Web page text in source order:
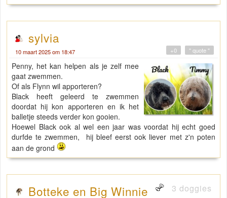
sylvia
10 maart 2025 om 18:47 " quote "
+0
Penny, het kan helpen als je zelf mee
gaat zwemmen.
Of als Flynn wil apporteren?
Black heeft geleerd te zwemmen
doordat hij kon apporteren en ik het
balletje steeds verder kon gooien.
Hoewel Black ook al wel een jaar was voordat hij echt goed
durfde te zwemmen, hij bleef eerst ook liever met z'n poten
aan de grond
Botteke en Big Winnie 3 doggies